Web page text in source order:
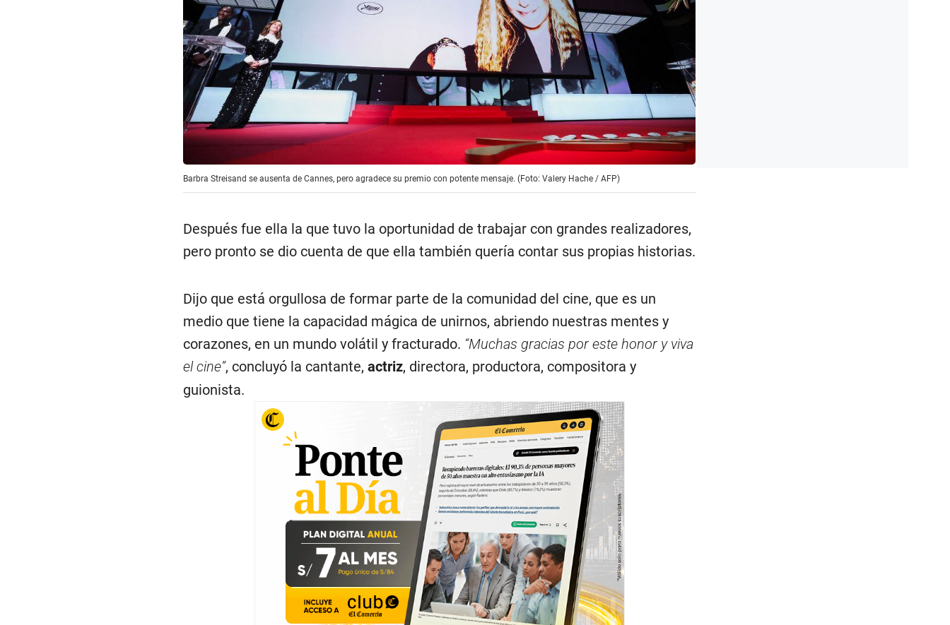
Barbra Streisand se ausenta de Cannes, pero agradece su premio con potente mensaje. (Foto: Valery Hache / AFP)
Después fue ella la que tuvo la oportunidad de trabajar con grandes realizadores,
pero pronto se dio cuenta de que ella también quería contar sus propias historias.
Dijo que está orgullosa de formar parte de la comunidad del cine, que es un
medio que tiene la capacidad mágica de unirnos, abriendo nuestras mentes y
corazones, en un mundo volátil y fracturado. “Muchas gracias por este honor y viva
el cine”, concluyó la cantante, actriz, directora, productora, compositora y
guionista.